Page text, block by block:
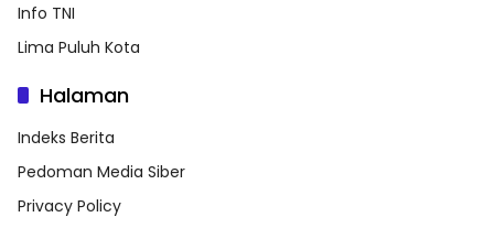
Info TNI
Lima Puluh Kota
Halaman
Indeks Berita
Pedoman Media Siber
Privacy Policy